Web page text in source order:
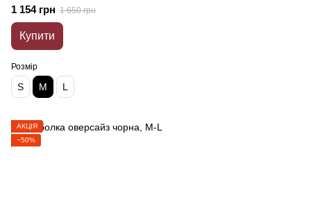
1 154 грн 1 650 грн
Купити
Розмір
S M L
АКЦІЯ
−50%